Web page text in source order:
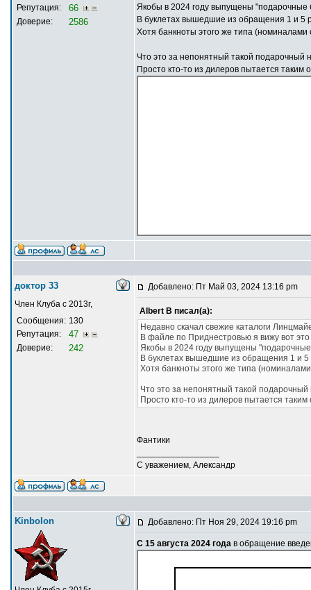
Репутация:
66
Доверие: 2586
Якобы в 2024 году выпущены "подарочные
В буклетах вышедшие из обращения 1 и 5
Хотя банкноты этого же типа
Что это за непонятный такой подарочный
Просто кто-то из дилеров пытается
доктор 33
Член Клуба с 2013г,
Сообщения: 130
Репутация:
47
Доверие: 242
Добавлено: Пт Май 03, 2024 13:16 pm
Albert В писал(а):
Недавно скачал свежие каталоги
В файле по Приднестровью я вижу вот
Якобы в 2024 году выпущены "подарочные
В буклетах вышедшие из обращения 1 и 5
Хотя банкноты этого же типа
Что это за непонятный такой
Просто кто-то из дилеров пытается
Фантики
С уважением, Александр
Kinbolon Добавлено: Пт Ноя 29, 2024 19:16 pm
С 15 августа 2024 года в обращение